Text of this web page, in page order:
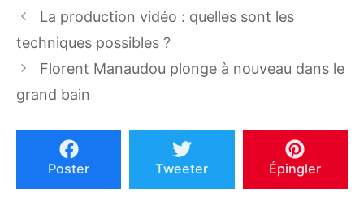
La production vidéo : quelles sont les
techniques possibles ?
Florent Manaudou plonge à nouveau dans le
grand bain
Poster Tweeter Épingler